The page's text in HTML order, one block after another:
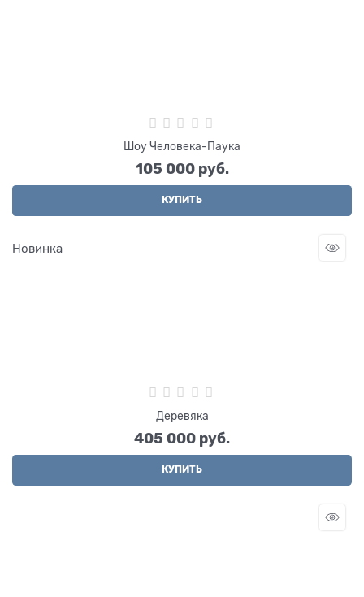
Шоу Человека-Паука
105 000 руб.
КУПИТЬ
Новинка
Деревяка
405 000 руб.
КУПИТЬ